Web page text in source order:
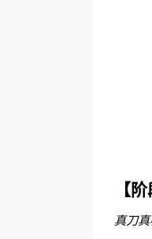
【
真刀